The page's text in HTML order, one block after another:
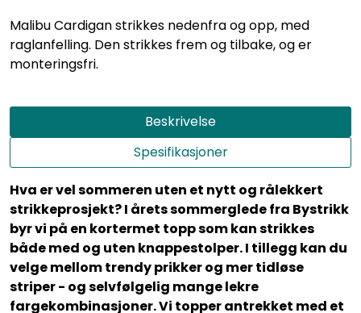
Malibu Cardigan strikkes nedenfra og opp, med
raglanfelling. Den strikkes frem og tilbake, og er
monteringsfri.
Beskrivelse
Spesifikasjoner
Hva er vel sommeren uten et nytt og rålekkert
strikkeprosjekt? I årets sommerglede fra Bystrikk
byr vi på en kortermet topp som kan strikkes
både med og uten knappestolper. I tillegg kan du
velge mellom trendy prikker og mer tidløse
striper - og selvfølgelig mange lekre
fargekombinasjoner. Vi topper antrekket med et